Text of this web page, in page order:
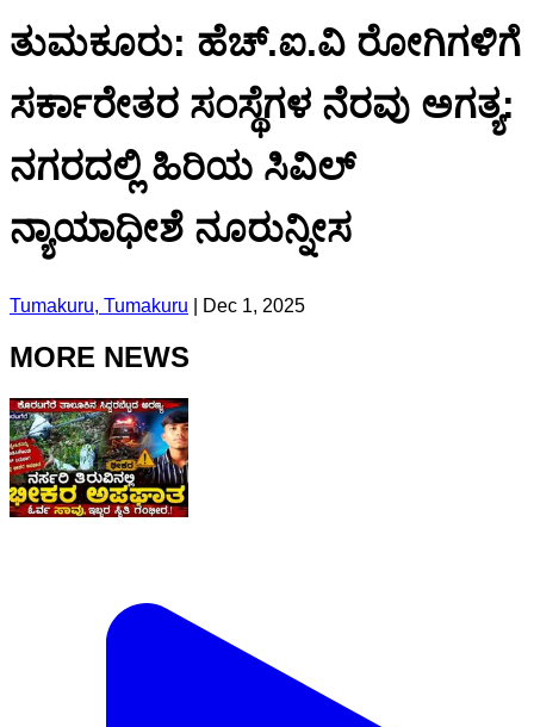
ತುಮಕೂರು: ಹೆಚ್.ಐ.ವಿ ರೋಗಿಗಳಿಗೆ
ಸರ್ಕಾರೇತರ ಸಂಸ್ಥೆಗಳ ನೆರವು ಅಗತ್ಯ:
ನಗರದಲ್ಲಿ ಹಿರಿಯ ಸಿವಿಲ್
ನ್ಯಾಯಾಧೀಶೆ ನೂರುನ್ನೀಸ
Tumakuru, Tumakuru Dec 1, 2025
MORE NEWS